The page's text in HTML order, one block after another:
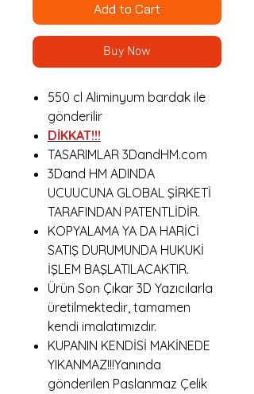
Add to Cart
Buy Now
550 cl Aliminyum bardak ile
gönderilir
DİKKAT!!!
TASARIMLAR 3DandHM.com
3Dand HM ADINDA
UCUUCUNA GLOBAL ŞİRKETİ
TARAFINDAN PATENTLİDİR.
KOPYALAMA YA DA HARİCİ
SATIŞ DURUMUNDA HUKUKİ
İŞLEM BAŞLATILACAKTIR.
Ürün Son Çıkar 3D Yazıcılarla
üretilmektedir, tamamen
kendi imalatımızdır.
KUPANIN KENDİSİ MAKİNEDE
YIKANMAZ!!!Yanında
gönderilen Paslanmaz Çelik